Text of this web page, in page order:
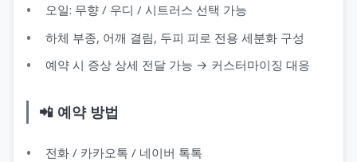
오일: 무향 / 우디 / 시트러스 선택 가능
하체 부종, 어깨 결림, 두피 피로 전용 세분화 구성
예약 시 증상 상세 전달 가능 → 커스터마이징 대응
📲 예약 방법
전화 / 카카오톡 / 네이버 톡톡